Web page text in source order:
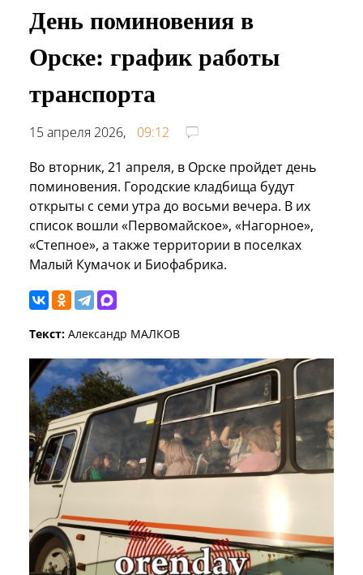
День поминовения в
Орске: график работы
транспорта
15 апреля 2026,
09:12
Во вторник, 21 апреля, в Орске пройдет день
поминовения. Городские кладбища будут
открыты с семи утра до восьми вечера. В их
список вошли «Первомайское», «Нагорное»,
«Степное», а также территории в поселках
Малый Кумачок и Биофабрика.
Текст: Александр МАЛКОВ